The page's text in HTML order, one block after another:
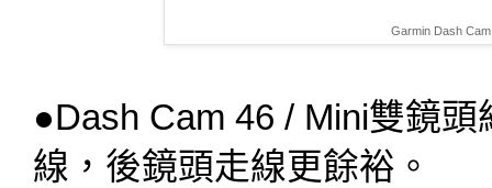
Garmin Dash
●Dash Cam 46 / Mini雙鏡
線，後鏡頭走線更餘裕。